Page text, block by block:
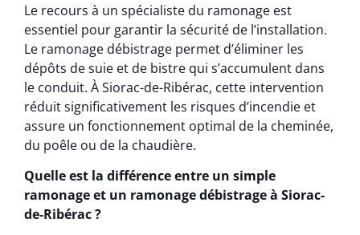
Le recours à un spécialiste du ramonage est
essentiel pour garantir la sécurité de l’installation.
Le ramonage débistrage permet d’éliminer les
dépôts de suie et de bistre qui s’accumulent dans
le conduit. À Siorac-de-Ribérac, cette intervention
réduit significativement les risques d’incendie et
assure un fonctionnement optimal de la cheminée,
du poêle ou de la chaudière.
Quelle est la différence entre un simple
ramonage et un ramonage débistrage à Siorac-
de-Ribérac ?